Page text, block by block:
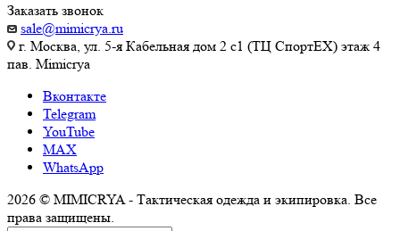
Заказать звонок
sale@mimicrya.ru
г. Москва, ул. 5-я Кабельная дом 2 с1 (ТЦ СпортEX) этаж 4
пав. Mimicrya
Вконтакте
Telegram
YouTube
MAX
WhatsApp
2026 © MIMICRYA - Тактическая одежда и экипировка. Все
права защищены.